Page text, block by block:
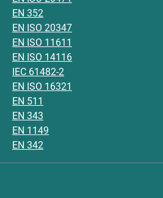
EN 352
EN ISO 20347
EN ISO 11611
EN ISO 14116
IEC 61482-2
EN ISO 16321
EN 511
EN 343
EN 1149
EN 342